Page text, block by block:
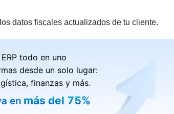
datos fiscales actualizados de tu cliente.
todo en uno
desde un solo lugar:
finanzas y más.
en más del 75%